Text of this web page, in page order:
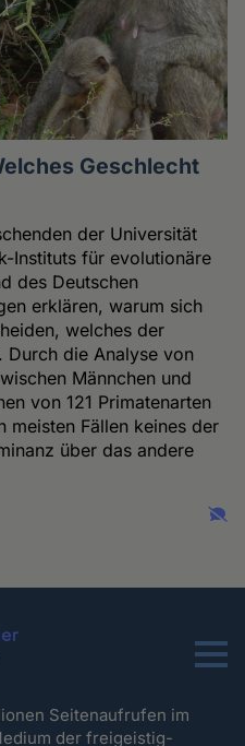
Geschlecht
der Universität
Instituts für evolutionäre
des Deutschen
erklären, warum sich
welches der
Durch die Analyse von
Männchen und
von 121 Primatenarten
meisten Fällen keines der
über das andere
Menu
Seitenaufrufen im
der freigeistig-